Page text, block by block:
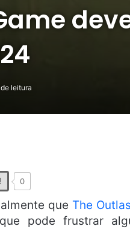
leitura
0
que The
pode frustrar